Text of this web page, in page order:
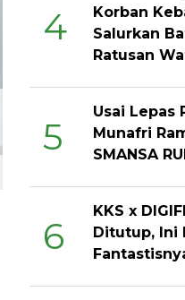
4
Korban
Salurkan
Ratusan
5
Usai Lepas
Munafri
SMANSA
6
KKS x
Ditutup, Ini